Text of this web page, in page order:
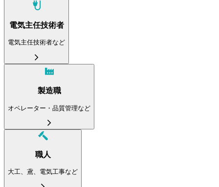
電気主任技術者
電気主任技術者など
製造職
オペレーター・品質管理など
職人
大工、鳶、電気工事など